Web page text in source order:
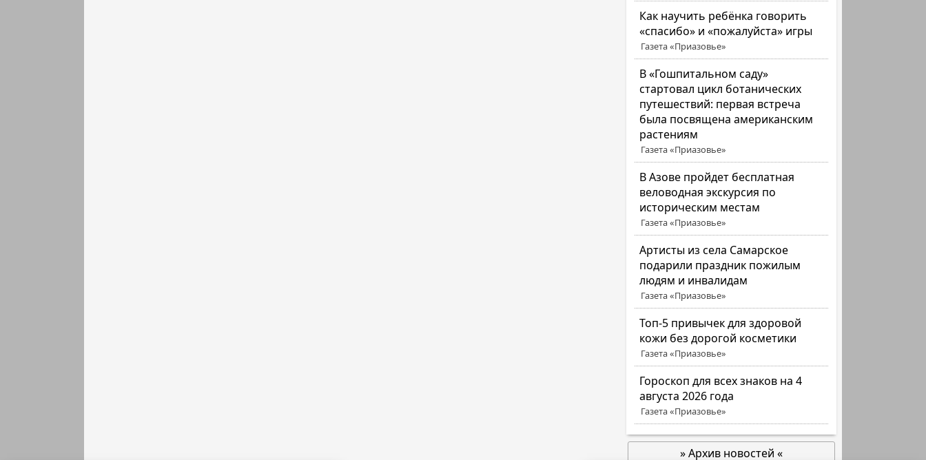
Как научить ребёнка говорить
«спасибо» и «пожалуйста» игры
Газета «Приазовье»
В «Гошпитальном саду»
стартовал цикл ботанических
путешествий: первая встреча
была посвящена американским
растениям
Газета «Приазовье»
В Азове пройдет бесплатная
веловодная экскурсия по
историческим местам
Газета «Приазовье»
Артисты из села Самарское
подарили праздник пожилым
людям и инвалидам
Газета «Приазовье»
Топ-5 привычек для здоровой
кожи без дорогой косметики
Газета «Приазовье»
Гороскоп для всех знаков на 4
августа 2026 года
Газета «Приазовье»
» Архив новостей «